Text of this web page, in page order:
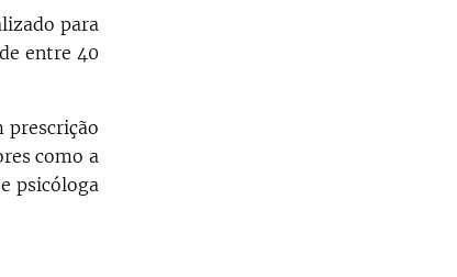
para
entre 40
prescrição
como a
psicóloga